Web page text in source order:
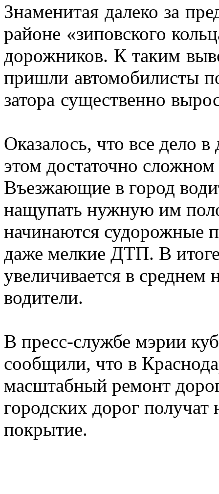
Знаменитая далеко за
районе «зиповского
дорожников. К таким
пришли автомобилисты
затора существенно
Оказалось, что все дело
этом достаточно
Въезжающие в город
нащупать нужную им
начинаются судорожные
даже мелкие ДТП. В
увеличивается в
водители.
В пресс-службе мэрии
сообщили, что в
масштабный ремонт
городских дорог получат
покрытие.